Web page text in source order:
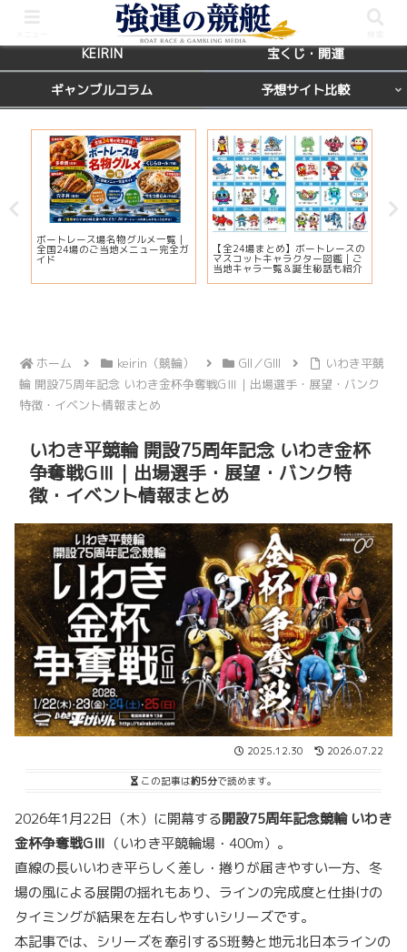
BOATRACE レース場ガイド
KEIRIN 宝くじ・開運
ギャンブルコラム 予想サイト比較
ボートレース場名物グルメ一覧｜
全国24場のご当地メニュー完全ガ
イド
【全24場まとめ】ボートレースの
マスコットキャラクター図鑑｜ご
当地キャラ一覧＆誕生秘話も紹介
ホーム keirin（競輪） GII／GIII
いわき平競
輪 開設75周年記念 いわき金杯争奪戦GⅢ｜出場選手・展望・バンク
特徴・イベント情報まとめ
いわき平競輪 開設75周年記念 いわき金杯
争奪戦GⅢ｜出場選手・展望・バンク特
徴・イベント情報まとめ
2025.12.30 2026.07.22
この記事は約5分で読めます。
2026年1月22日（木）に開幕する開設75周年記念競輪 いわき
金杯争奪戦GⅢ （いわき平競輪場・400m）。
直線の長いいわき平らしく差し・捲りが届きやすい一方、冬
場の風による展開の揺れもあり、ラインの完成度と仕掛けの
タイミングが結果を左右しやすいシリーズです。
本記事では、シリーズを牽引するS班勢と地元北日本ラインの